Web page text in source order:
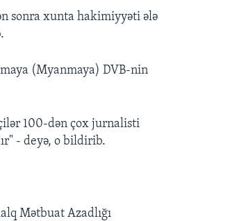
sonra xunta hakimiyyəti ələ
(Myanmaya) DVB-nin
100-dən çox jurnalisti
- deyə, o bildirib.
Mətbuat Azadlığı